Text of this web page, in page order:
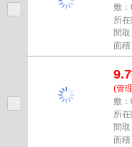
敷
所
間
面
9.7
(管
敷
所
間
面